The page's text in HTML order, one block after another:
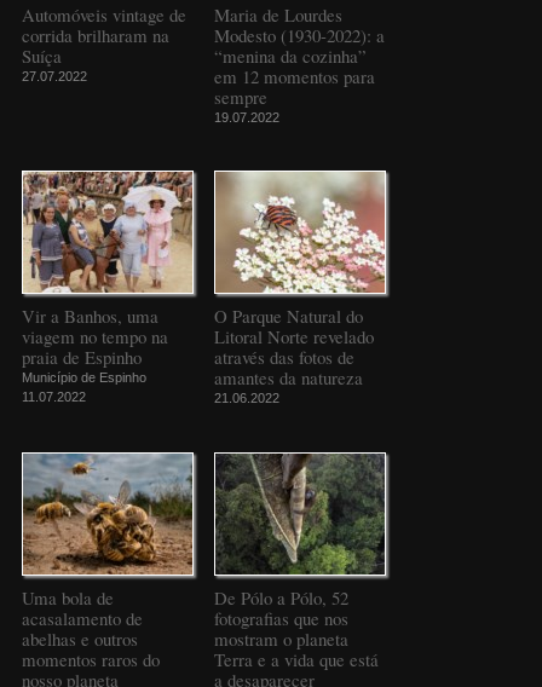
Automóveis vintage de
corrida brilharam na
Suíça
27.07.2022
Maria de Lourdes
Modesto (1930-2022): a
“menina da cozinha”
em 12 momentos para
sempre
19.07.2022
Vir a Banhos, uma
viagem no tempo na
praia de Espinho
Município de Espinho
11.07.2022
O Parque Natural do
Litoral Norte revelado
através das fotos de
amantes da natureza
21.06.2022
Uma bola de
acasalamento de
abelhas e outros
momentos raros do
nosso planeta
De Pólo a Pólo, 52
fotografias que nos
mostram o planeta
Terra e a vida que está
a desaparecer